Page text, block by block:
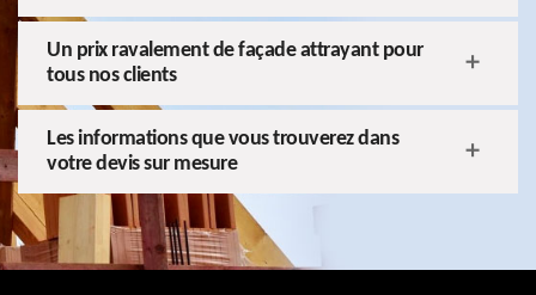
Un prix ravalement de façade attrayant pour
tous nos clients
Les informations que vous trouverez dans
votre devis sur mesure